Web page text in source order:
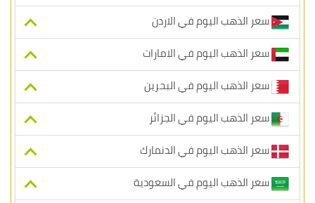
سعر الذهب اليوم في الاردن
سعر الذهب اليوم في الامارات
سعر الذهب اليوم في البحرين
سعر الذهب اليوم في الجزائر
سعر الذهب اليوم في الدنمارك
سعر الذهب اليوم في السعودية